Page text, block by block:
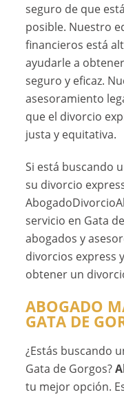
seguro de que
posible. Nuestro
financieros está
ayudarle a
seguro y eficaz.
asesoramiento
que el divorcio
justa y equitativa.
Si está buscando
su divorcio
servicio en Gata
abogados y
divorcios express
obtener un
ABOGADO
GATA DE
¿Estás buscando
Gata de Gorgos?
tu mejor opción.